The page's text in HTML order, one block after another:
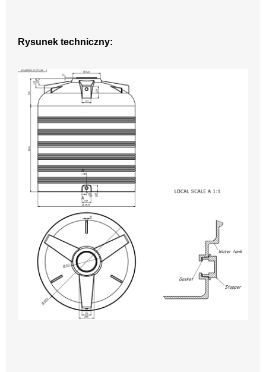
Rysunek techniczny: